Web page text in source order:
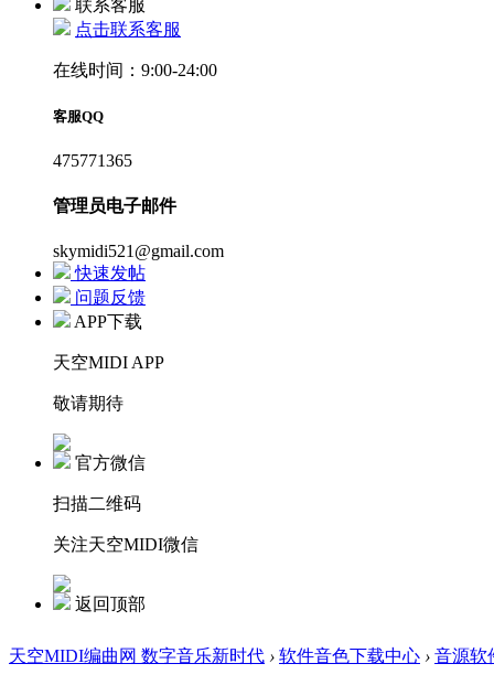
联系客服
点击联系客服
在线时间：9:00-24:00
客服QQ
475771365
管理员电子邮件
skymidi521@gmail.com
快速发帖
问题反馈
APP下载
天空MIDI APP
敬请期待
官方微信
扫描二维码
关注天空MIDI微信
返回顶部
天空MIDI编曲网 数字音乐新时代 › 软件音色下载中心 › 音源软